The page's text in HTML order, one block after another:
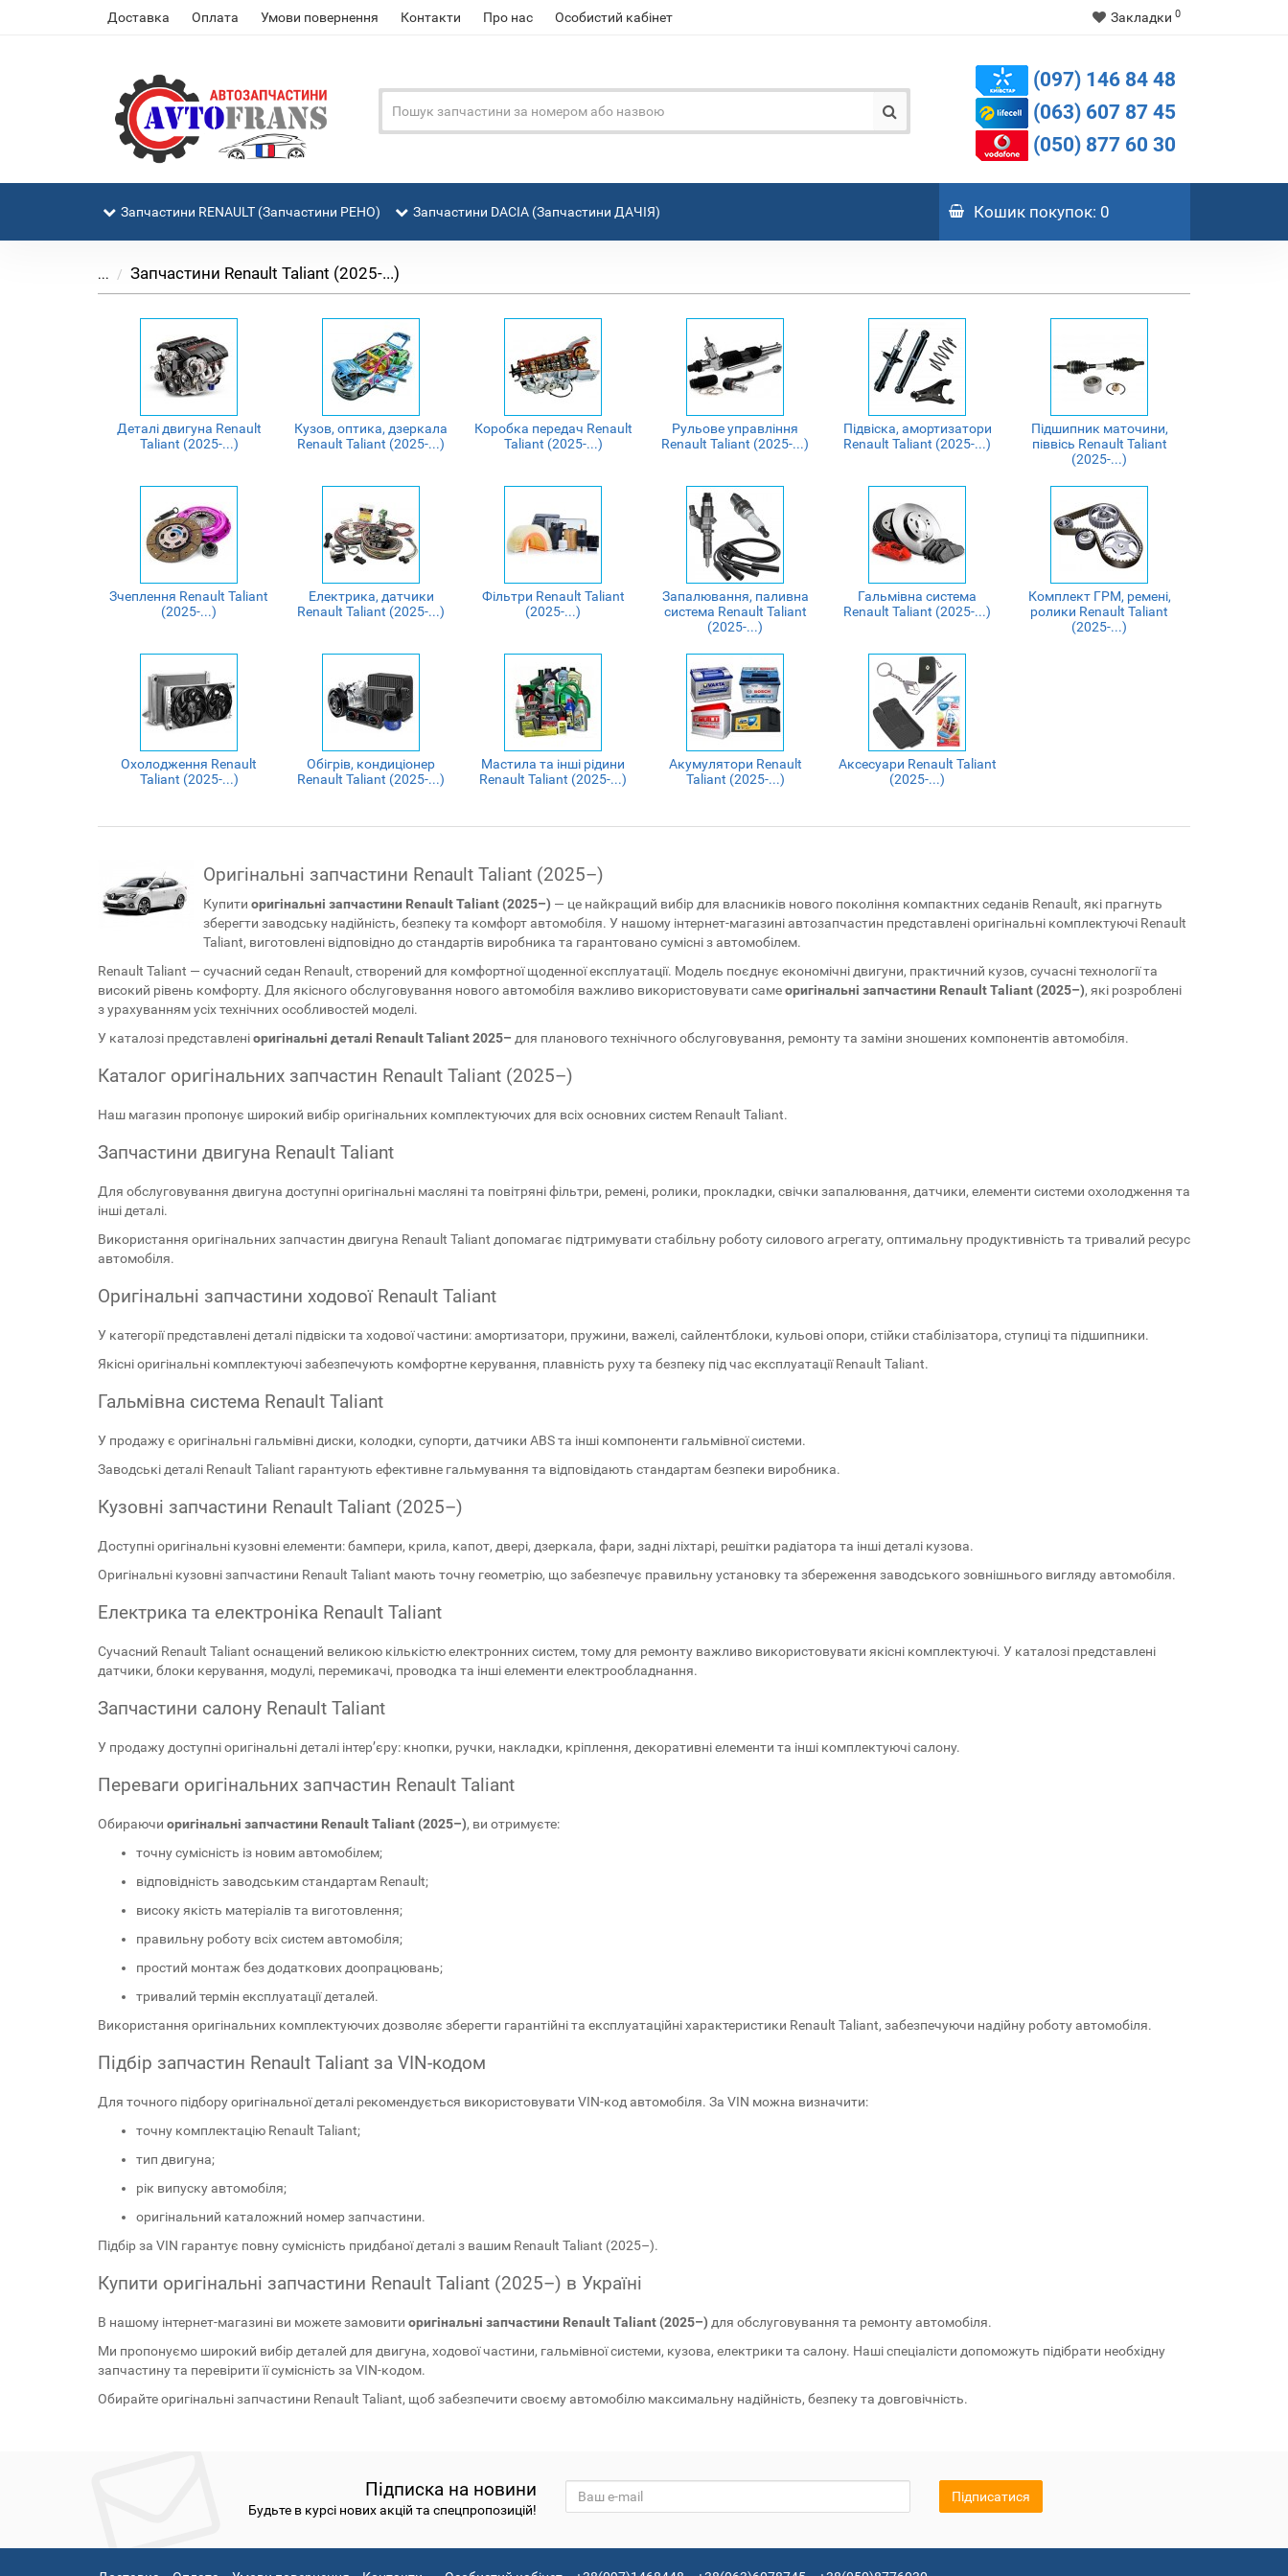
Доставка Оплата Умови повернення Контакти Про нас Особистий кабінет Закладки 0
(097) 146 84 48
(063) 607 87 45
(050) 877 60 30
Запчастини RENAULT (Запчастини РЕНО) Запчастини DACIA (Запчастини ДАЧІЯ) Кошикпокупок: 0
... Запчастини Renault Taliant (2025-...)
Деталі двигуна Renault
Taliant (2025-...)
Кузов, оптика, дзеркала
Renault Taliant (2025-...)
Коробка передач Renault
Taliant (2025-...)
Рульове управління
Renault Taliant (2025-...)
Підвіска, амортизатори
Renault Taliant (2025-...)
Підшипник маточини,
піввісь Renault Taliant
(2025-...)
Зчеплення Renault Taliant
(2025-...)
Електрика, датчики
Renault Taliant (2025-...)
Фільтри Renault Taliant
(2025-...)
Запалювання, паливна
система Renault Taliant
(2025-...)
Гальмівна система
Renault Taliant (2025-...)
Комплект ГРМ, ремені,
ролики Renault Taliant
(2025-...)
Охолодження Renault
Taliant (2025-...)
Обігрів, кондиціонер
Renault Taliant (2025-...)
Мастила та інші рідини
Renault Taliant (2025-...)
Акумулятори Renault
Taliant (2025-...)
Аксесуари Renault Taliant
(2025-...)
Оригінальні запчастини Renault Taliant (2025–)
Купити оригінальні запчастини Renault Taliant (2025–) — це найкращий вибір для власників нового покоління компактних седанів Renault, які прагнуть
зберегти заводську надійність, безпеку та комфорт автомобіля. У нашому інтернет-магазині автозапчастин представлені оригінальні комплектуючі Renault
Taliant, виготовлені відповідно до стандартів виробника та гарантовано сумісні з автомобілем.
Renault Taliant — сучасний седан Renault, створений для комфортної щоденної експлуатації. Модель поєднує економічні двигуни, практичний кузов, сучасні технології та
високий рівень комфорту. Для якісного обслуговування нового автомобіля важливо використовувати самеоригінальні запчастини Renault Taliant (2025–), які розроблені
з урахуванням усіх технічних особливостей моделі.
У каталозі представленіоригінальні деталі Renault Taliant 2025– для планового технічного обслуговування, ремонту та заміни зношених компонентів автомобіля.
Каталог оригінальних запчастин Renault Taliant (2025–)
Наш магазин пропонує широкий вибір оригінальних комплектуючих для всіх основних систем Renault Taliant.
Запчастини двигуна Renault Taliant
Для обслуговування двигуна доступні оригінальні масляні та повітряні фільтри, ремені, ролики, прокладки, свічки запалювання, датчики, елементи системи охолодження та
інші деталі.
Використання оригінальних запчастин двигуна Renault Taliant допомагає підтримувати стабільну роботу силового агрегату, оптимальну продуктивність та тривалий ресурс
автомобіля.
Оригінальні запчастини ходової Renault Taliant
У категорії представлені деталі підвіски та ходової частини: амортизатори, пружини, важелі, сайлентблоки, кульові опори, стійки стабілізатора, ступиці та підшипники.
Якісні оригінальні комплектуючі забезпечують комфортне керування, плавність руху та безпеку під час експлуатації Renault Taliant.
Гальмівна система Renault Taliant
У продажу є оригінальні гальмівні диски, колодки, супорти, датчики ABS та інші компоненти гальмівної системи.
Заводські деталі Renault Taliant гарантують ефективне гальмування та відповідають стандартам безпеки виробника.
Кузовні запчастини Renault Taliant (2025–)
Доступні оригінальні кузовні елементи: бампери, крила, капот, двері, дзеркала, фари, задні ліхтарі, решітки радіатора та інші деталі кузова.
Оригінальні кузовні запчастини Renault Taliant мають точну геометрію, що забезпечує правильну установку та збереження заводського зовнішнього вигляду автомобіля.
Електрика та електроніка Renault Taliant
Сучасний Renault Taliant оснащений великою кількістю електронних систем, тому для ремонту важливо використовувати якісні комплектуючі. У каталозі представлені
датчики, блоки керування, модулі, перемикачі, проводка та інші елементи електрообладнання.
Запчастини салону Renault Taliant
У продажу доступні оригінальні деталі інтер’єру: кнопки, ручки, накладки, кріплення, декоративні елементи та інші комплектуючі салону.
Переваги оригінальних запчастин Renault Taliant
Обираючи оригінальні запчастини Renault Taliant (2025–), ви отримуєте:
точну сумісність із новим автомобілем;
відповідність заводським стандартам Renault;
високу якість матеріалів та виготовлення;
правильну роботу всіх систем автомобіля;
простий монтаж без додаткових доопрацювань;
тривалий термін експлуатації деталей.
Використання оригінальних комплектуючих дозволяє зберегти гарантійні та експлуатаційні характеристики Renault Taliant, забезпечуючи надійну роботу автомобіля.
Підбір запчастин Renault Taliant за VIN-кодом
Для точного підбору оригінальної деталі рекомендується використовувати VIN-код автомобіля. За VIN можна визначити:
точну комплектацію Renault Taliant;
тип двигуна;
рік випуску автомобіля;
оригінальний каталожний номер запчастини.
Підбір за VIN гарантує повну сумісність придбаної деталі з вашим Renault Taliant (2025–).
Купити оригінальні запчастини Renault Taliant (2025–) в Україні
В нашому інтернет-магазині ви можете замовити оригінальні запчастини Renault Taliant (2025–) для обслуговування та ремонту автомобіля.
Ми пропонуємо широкий вибір деталей для двигуна, ходової частини, гальмівної системи, кузова, електрики та салону. Наші спеціалісти допоможуть підібрати необхідну
запчастину та перевірити її сумісність за VIN-кодом.
Обирайте оригінальні запчастини Renault Taliant, щоб забезпечити своєму автомобілю максимальну надійність, безпеку та довговічність.
Підписка на новини
Будьте в курсі нових акцій та спецпропозицій!
Підписатися